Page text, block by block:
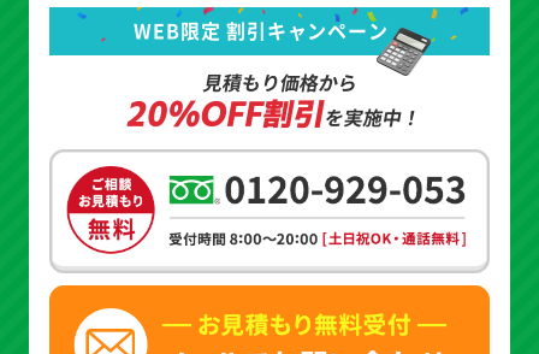
WEB限定 割引キャンペーン
見積もり価格から
20%OFF割引を実施中！